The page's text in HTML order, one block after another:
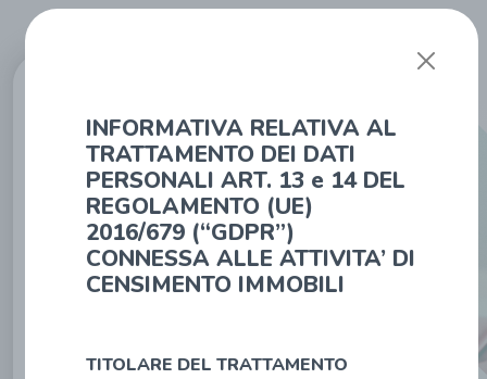
ESTATE S.R.L.
VIA E. DE NICOLA,
155 - 03043
Cassino (it_fr)
Tel: 0776 311873
frhsa@tecnocasa.it
Inserisci
INFORMATIVA RELATIVA AL
TRATTAMENTO DEI DATI
PERSONALI ART. 13 e 14 DEL
REGOLAMENTO (UE)
2016/679 (“GDPR”)
CONNESSA ALLE ATTIVITA’ DI
CENSIMENTO IMMOBILI
TITOLARE DEL TRATTAMENTO